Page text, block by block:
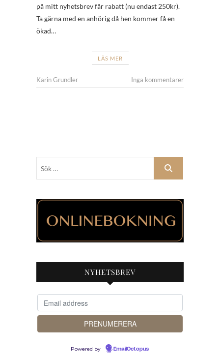
på mitt nyhetsbrev får rabatt (nu endast 250kr).
Ta gärna med en anhörig då hen kommer få en
ökad…
LÄS MER
Karin Grundler Inga kommentarer
NYHETSBREV
Powered by EmailOctopus